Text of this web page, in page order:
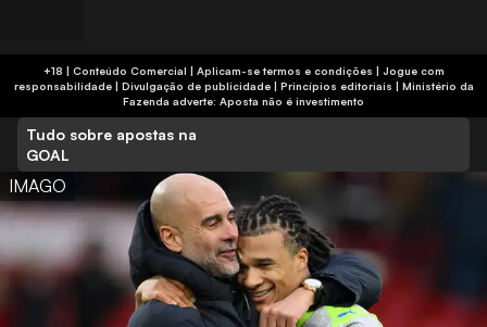
+18 | Conteúdo Comercial | Aplicam-se termos e condições | Jogue com
responsabilidade| Divulgação de publicidade| Princípios editoriais | Ministério da
Fazenda adverte: Aposta não é investimento
Tudo sobre apostas na
GOAL
IMAGO